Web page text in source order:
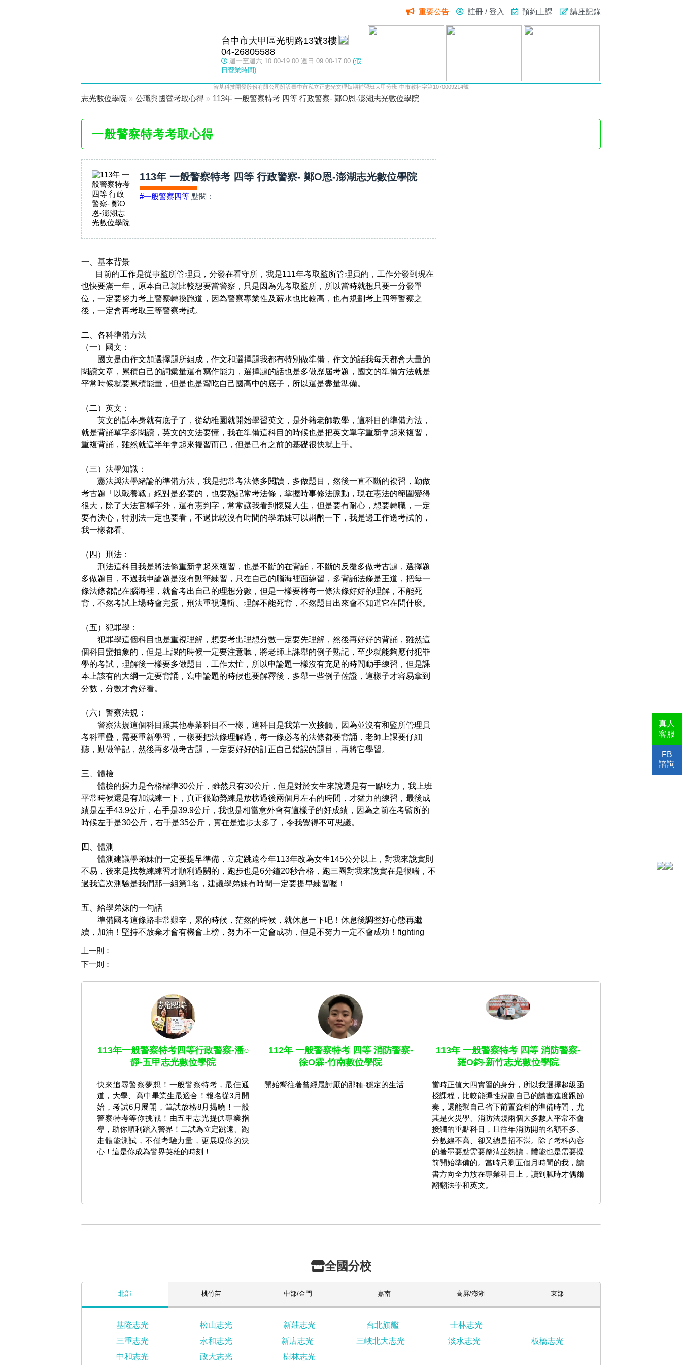
重要公告 註冊 / 登入 預約上課 講座記錄
台中市大甲區光明路13號3樓
04-26805588
週一至週六 10:00-19:00 週日 09:00-17:00 (假
日營業時間)
真人
客服
FB
諮詢
智基科技開發股份有限公司附設臺中市私立正志光文理短期補習班大甲分班-中市教社字第1070009214號
志光數位學院 » 公職與國營考取心得 » 113年 一般警察特考 四等 行政警察- 鄭O恩-澎湖志光數位學院
一般警察特考考取心得
113年 一般警察特考 四等 行政警察- 鄭O恩-澎湖志光數位學院
#一般警察四等 點閱：
一、基本背景
目前的工作是從事監所管理員，分發在看守所，我是111年考取監所管理員的，工作分發到現在
也快要滿一年，原本自己就比較想要當警察，只是因為先考取監所，所以當時就想只要一分發單
位，一定要努力考上警察轉換跑道，因為警察專業性及薪水也比較高，也有規劃考上四等警察之
後，一定會再考取三等警察考試。
二、各科準備方法
（一）國文：
國文是由作文加選擇題所組成，作文和選擇題我都有特別做準備，作文的話我每天都會大量的
閱讀文章，累積自己的詞彙量還有寫作能力，選擇題的話也是多做歷屆考題，國文的準備方法就是
平常時候就要累積能量，但是也是蠻吃自己國高中的底子，所以還是盡量準備。
（二）英文：
英文的話本身就有底子了，從幼稚園就開始學習英文，是外籍老師教學，這科目的準備方法，
就是背誦單字多閱讀，英文的文法要懂，我在準備這科目的時候也是把英文單字重新拿起來複習，
重複背誦，雖然就這半年拿起來複習而已，但是已有之前的基礎很快就上手。
（三）法學知識：
憲法與法學緒論的準備方法，我是把常考法條多閱讀，多做題目，然後一直不斷的複習，勤做
考古題「以戰養戰」絕對是必要的，也要熟記常考法條，掌握時事修法脈動，現在憲法的範圍變得
很大，除了大法官釋字外，還有憲判字，常常讓我看到懷疑人生，但是要有耐心，想要轉職，一定
要有決心，特別法一定也要看，不過比較沒有時間的學弟妹可以斟酌一下，我是邊工作邊考試的，
我一樣都看。
（四）刑法：
刑法這科目我是將法條重新拿起來複習，也是不斷的在背誦，不斷的反覆多做考古題，選擇題
多做題目，不過我申論題是沒有動筆練習，只在自己的腦海裡面練習，多背誦法條是王道，把每一
條法條都記在腦海裡，就會考出自己的理想分數，但是一樣要將每一條法條好好的理解，不能死
背，不然考試上場時會完蛋，刑法重視邏輯、理解不能死背，不然題目出來會不知道它在問什麼。
（五）犯罪學：
犯罪學這個科目也是重視理解，想要考出理想分數一定要先理解，然後再好好的背誦，雖然這
個科目蠻抽象的，但是上課的時候一定要注意聽，將老師上課舉的例子熟記，至少就能夠應付犯罪
學的考試，理解後一樣要多做題目，工作太忙，所以申論題一樣沒有充足的時間動手練習，但是課
本上該有的大綱一定要背誦，寫申論題的時候也要解釋後，多舉一些例子佐證，這樣子才容易拿到
分數，分數才會好看。
（六）警察法規：
警察法規這個科目跟其他專業科目不一樣，這科目是我第一次接觸，因為並沒有和監所管理員
考科重疊，需要重新學習，一樣要把法條理解過，每一條必考的法條都要背誦，老師上課要仔細
聽，勤做筆記，然後再多做考古題，一定要好好的訂正自己錯誤的題目，再將它學習。
三、體檢
體檢的握力是合格標準30公斤，雖然只有30公斤，但是對於女生來說還是有一點吃力，我上班
平常時候還是有加減練一下，真正很勤勞練是放榜過後兩個月左右的時間，才猛力的練習，最後成
績是左手43.9公斤，右手是39.9公斤，我也是相當意外會有這樣子的好成績，因為之前在考監所的
時候左手是30公斤，右手是35公斤，實在是進步太多了，令我覺得不可思議。
四、體測
體測建議學弟妹們一定要提早準備，立定跳遠今年113年改為女生145公分以上，對我來說實則
不易，後來是找教練練習才順利過關的，跑步也是6分鐘20秒合格，跑三圈對我來說實在是很喘，不
過我這次測驗是我們那一組第1名，建議學弟妹有時間一定要提早練習喔！
五、給學弟妹的一句話
準備國考這條路非常艱辛，累的時候，茫然的時候，就休息一下吧！休息後調整好心態再繼
續，加油！堅持不放棄才會有機會上榜，努力不一定會成功，但是不努力一定不會成功！fighting
上一則：
下一則：
113年一般警察特考四等行政警察-潘○
靜-五甲志光數位學院
快來追尋警察夢想！一般警察特考，最佳通
道，大學、高中畢業生最適合！報名從3月開
始，考試6月展開，筆試放榜8月揭曉！一般
警察特考等你挑戰！由五甲志光提供專業指
導，助你順利踏入警界！二試為立定跳遠、跑
走體能測試，不僅考驗力量，更展現你的決
心！這是你成為警界英雄的時刻！
112年 一般警察特考 四等 消防警察-
徐O霖-竹南數位學院
開始嚮往著曾經最討厭的那種-穩定的生活
113年 一般警察特考 四等 消防警察-
羅O鈞-新竹志光數位學院
當時正值大四實習的身分，所以我選擇超級函
授課程，比較能彈性規劃自己的讀書進度跟節
奏，還能幫自己省下前置資料的準備時間，尤
其是火災學、消防法規兩個大多數人平常不會
接觸的重點科目，且往年消防開的名額不多、
分數線不高、卻又總是招不滿。除了考科內容
的著墨要點需要釐清並熟讀，體能也是需要提
前開始準備的。當時只剩五個月時間的我，讀
書方向全力放在專業科目上，讀到膩時才偶爾
翻翻法學和英文。
全國分校
北部 桃竹苗 中部/金門 嘉南 高屏/澎湖 東部
基隆志光 松山志光 新莊志光 台北旗艦
士林志光
三重志光
永和志光 新店志光 三峽北大志光 淡水志光
板橋志光
中和志光
政大志光 樹林志光